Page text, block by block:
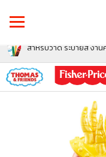
สำหรับวาด ระบายสี งาน